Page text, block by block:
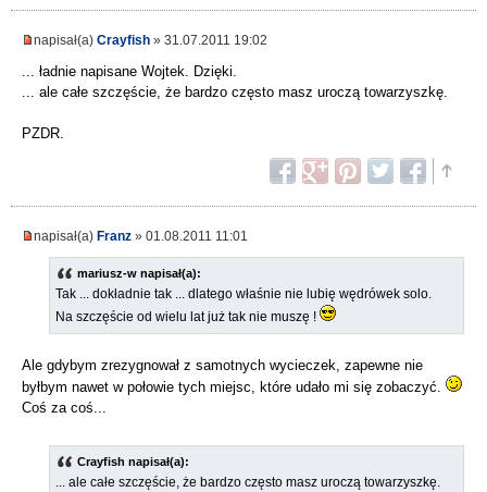
napisał(a) Crayfish » 31.07.2011 19:02
... ładnie napisane Wojtek. Dzięki.
... ale całe szczęście, że bardzo często masz uroczą towarzyszkę.
PZDR.
napisał(a) Franz » 01.08.2011 11:01
mariusz-w napisał(a):
Tak ... dokładnie tak ... dlatego właśnie nie lubię wędrówek solo.
Na szczęście od wielu lat już tak nie muszę !
Ale gdybym zrezygnował z samotnych wycieczek, zapewne nie
byłbym nawet w połowie tych miejsc, które udało mi się zobaczyć.
Coś za coś...
Crayfish napisał(a):
... ale całe szczęście, że bardzo często masz uroczą towarzyszkę.